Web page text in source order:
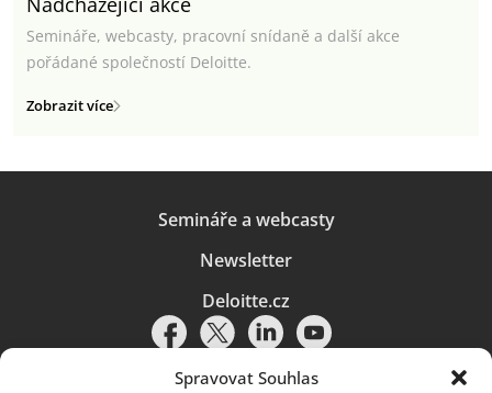
Spravovat Souhlas
Semináře, webcasty, pracovní snídaně a další akce
pořádané společností Deloitte.
Zobrazit více
Semináře a webcasty
Newsletter
Deloitte.cz